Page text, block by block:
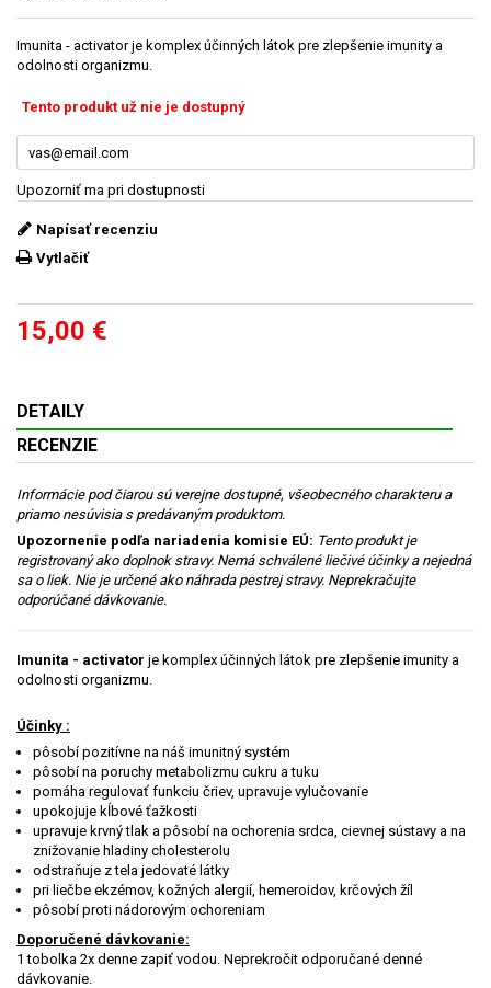
Imunita - activator je komplex účinných látok pre zlepšenie imunity a
odolnosti organizmu.
Tento produkt už nie je dostupný
Upozorniť ma pri dostupnosti
Napísať recenziu
Vytlačiť
15,00 €
DETAILY
RECENZIE
Informácie pod čiarou sú verejne dostupné, všeobecného charakteru a
priamo nesúvisia s predávaným produktom.
Upozornenie podľa nariadenia komisie EÚ: Tento produkt je
registrovaný ako doplnok stravy. Nemá schválené liečivé účinky a nejedná
sa o liek. Nie je určené ako náhrada pestrej stravy. Neprekračujte
odporúčané dávkovanie.
Imunita - activator je komplex účinných látok pre zlepšenie imunity a
odolnosti organizmu.
Účinky :
pôsobí pozitívne na náš imunitný systém
pôsobí na poruchy metabolizmu cukru a tuku
pomáha regulovať funkciu čriev, upravuje vylučovanie
upokojuje kĺbové ťažkosti
upravuje krvný tlak a pôsobí na ochorenia srdca, cievnej sústavy a na
znižovanie hladiny cholesterolu
odstraňuje z tela jedovaté látky
pri liečbe ekzémov, kožných alergií, hemeroidov, krčových žíl
pôsobí proti nádorovým ochoreniam
Doporučené dávkovanie:
1 tobolka 2x denne zapiť vodou. Neprekročit odporučané denné
dávkovanie.